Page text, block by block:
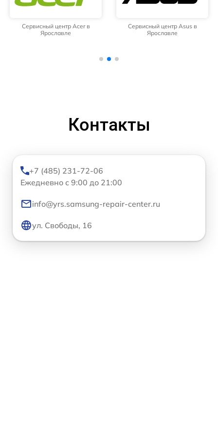
Сервисный центр Acer в
Ярославле
Сервисный центр Asus в
Ярославле
Контакты
+7 (485) 231-72-06
Ежедневно с 9:00 до 21:00
info@yrs.samsung-repair-center.ru
ул. Свободы, 16